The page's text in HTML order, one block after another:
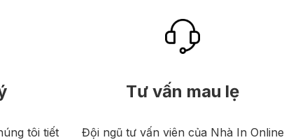
tôi tiết
Tư vấn mau lẹ
Đội ngũ tư vấn viên của Nhà In Online